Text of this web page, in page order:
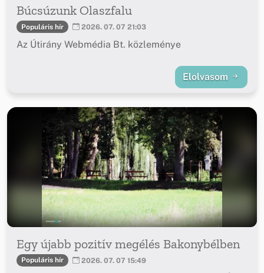
Búcsúzunk Olaszfalu
Populáris hír 2026. 07. 07 21:03
Az Útirány Webmédia Bt. közleménye
Elolvasom
Egy újabb pozitív megélés Bakonybélben
Populáris hír 2026. 07. 07 15:49